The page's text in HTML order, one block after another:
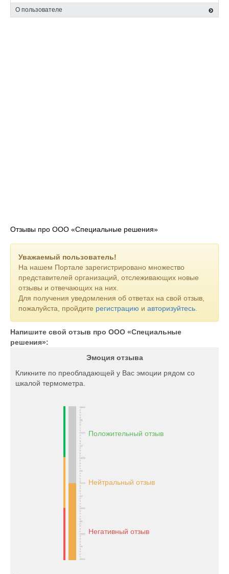
Дробильно-сортировочное оборудование
Детали, запасные части и расходные материалы
О пользователе
Отзывы про ООО «Специальные решения»
Уважаемый пользователь!
На нашем Портале зарегистрировано множество
представителей организаций, отслеживающих новые
отзывы и отвечающих на них.
Для получения уведомления об ответах на свой отзыв,
пожалуйста, пройдите регистрацию и авторизуйтесь
Напишите свой отзыв про ООО «Специальные
решения»:
Эмоция отзыва
Кликните по преобладающей у Вас эмоции рядом со
шкалой термометра.
Положительный отзыв
Нейтральный отзыв
Негативный отзыв